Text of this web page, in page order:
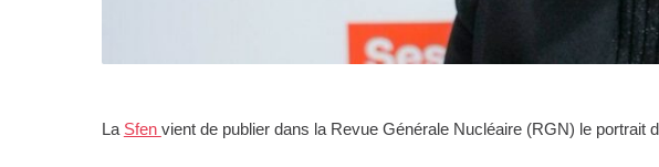
La Sfen vient de publier dans la Revue Générale Nucléaire (RGN) le portrait